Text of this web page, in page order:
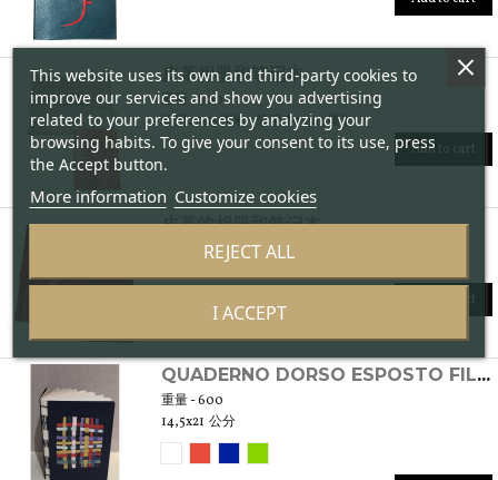
皮革相册和笔记本
重量 - 800
相册21x15厘米 - 笔记本12x17厘米
Add to cart
皮革的相册和笔记本
重量 - 1050
Add to cart
QUADERNO DORSO ESPOSTO FILO INTRECCIATO
重量 - 600
14,5x21 公分
This website uses its own and third-party cookies to
improve our services and show you advertising
related to your preferences by analyzing your
browsing habits. To give your consent to its use, press
the Accept button.
More information Customize cookies
REJECT ALL
I ACCEPT